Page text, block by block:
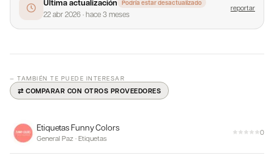
Podría estar desactualizado
22 abr 2026·hace 3 meses
reportar
— TAMBIÉN TE PUEDE INTERESAR
⇄ COMPARAR CON OTROS PROVEEDORES
Etiquetas Funny Colors
General Paz · Etiquetas
0